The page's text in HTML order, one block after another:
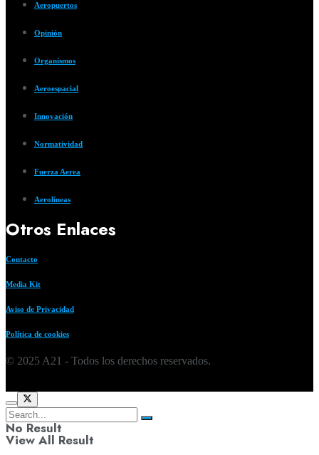
Aeropuertos
Opinión
Organismos
Aeroespacial
Innovación
Normatividad
Fuerza Aerea
Aerolíneas
Otros Enlaces
Contacto
Media Kit
Aviso de Privacidad
Política de cookies
© 2025 A21 - Todos los derechos reservados.
No Result
View All Result